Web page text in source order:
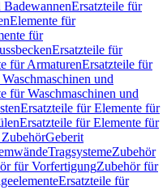
Ersatzteile für
Elemente für
für
Ersatzteile für
für ArmaturenErsatzteile für
und
für Waschmaschinen und
Ersatzteile für Elemente für
Ersatzteile für Elemente für
Geberit
TragsystemeZubehör
für VorfertigungZubehör für
Ersatzteile für